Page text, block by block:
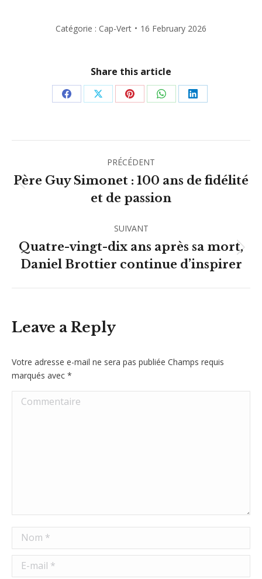
Catégorie : Cap-Vert 16 February 2026
Share this article
Partager
Facebook
Partager
X
Partager
Pinterest
Partager
WhatsApp
Partager
LinkedIn
Navigation
article
PRÉCÉDENT
Article
précédent
Père Guy Simonet : 100 ans de fidélité
et de passion
SUIVANT
Article
suivant
:
Quatre-vingt-dix ans après sa mort,
Daniel Brottier continue d’inspirer
Leave a Reply
Votre adresse e-mail ne sera pas publiée Champs requis
marqués avec *
Commentaire
Nom *
E-mail *